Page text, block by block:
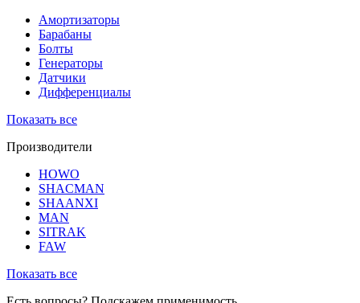
Амортизаторы
Барабаны
Болты
Генераторы
Датчики
Дифференциалы
Показать все
Производители
HOWO
SHACMAN
SHAANXI
MAN
SITRAK
FAW
Показать все